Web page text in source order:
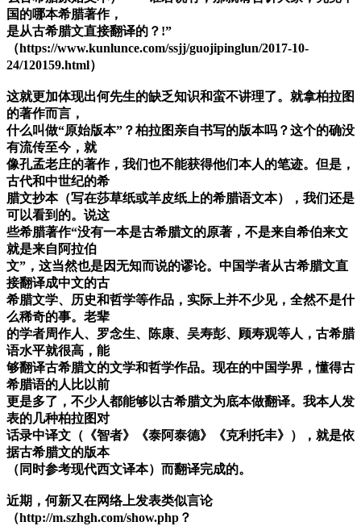
国的哪本希腊著作，
是从古希腊文直接翻译的？!”
（https://www.kunlunce.com/ssjj/guojipinglun/2017-10-
24/120159.html）
这就更加体现出何先生的缺乏知识和蛮不讲理了。就拿柏拉图
的著作而言，
什么叫做“原始版本”？柏拉图亲自书写的版本吗？这个的确没
有流传至今，就
像孔孟老庄的著作，我们也不能获得他们本人的笔迹。但是，
古代和中世纪的希
腊文抄本（写在莎草纸或羊皮纸上的希腊语文本），我们还是
可以看到的。说这
些希腊著作“没有一本是古希腊文的原著，不是来自希伯来文
就是来自阿拉伯
文”，这当然也是因无知而说的谬论。中国学者从古希腊文直
接翻译成中文的古
希腊文学、历史和哲学等作品，实际上并不少见，全然不是什
么稀奇的事。老辈
的学者周作人、罗念生、陈康、吴寿彭、顾寿观等人，古希腊
语水平就很高，能
够翻译古希腊文的文学和哲学作品。现在的中国学界，懂得古
希腊语的人比以前
更是多了，不少人都能够以古希腊文为底本做翻译。我本人发
表的几种柏拉图对
话录中译文（《智者》《泰阿泰德》《克利托丰》），就是依
据古希腊文的版本
（同时参考现代西文译本）而翻译完成的。
近期，何新又在网络上发表类似言论
（http://m.szhgh.com/show.php？